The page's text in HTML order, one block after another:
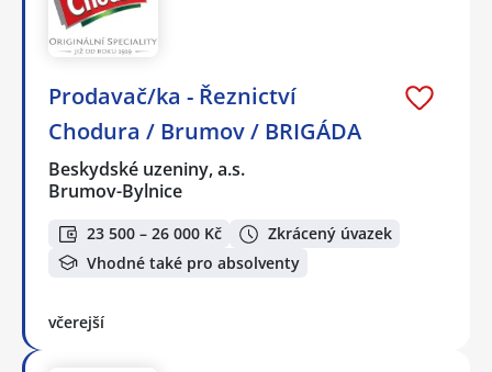
Prodavač/ka - Řeznictví
Chodura / Brumov / BRIGÁDA
Beskydské uzeniny, a.s.
Brumov-Bylnice
23 500 – 26 000 Kč
Zkrácený úvazek
Vhodné také pro absolventy
včerejší